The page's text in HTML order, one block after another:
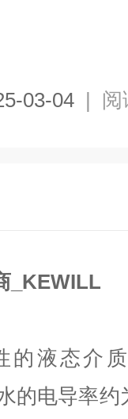
03-04 | 阅
_KEWILL
液态介质
的电导率约